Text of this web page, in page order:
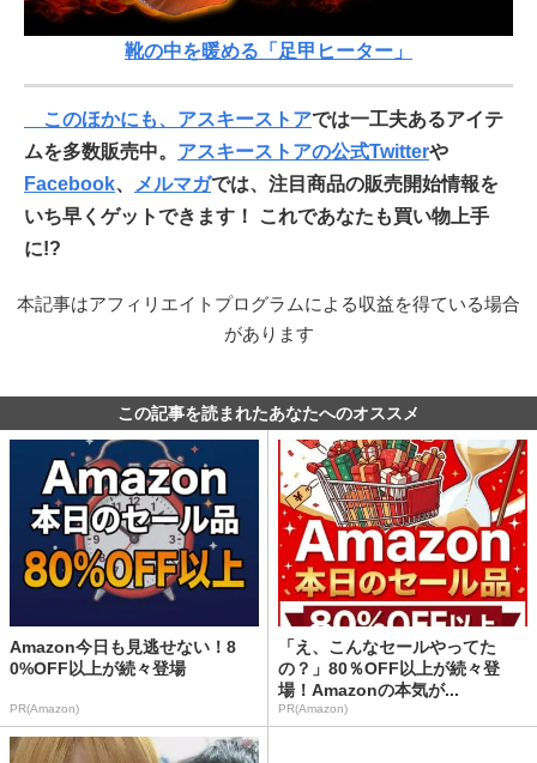
靴の中を暖める「足甲ヒーター」
このほかにも、 アスキーストアでは一工夫あるアイテ
ムを多数販売中。 アスキーストアの公式Twitterや
Facebook、 メルマガでは、注目商品の販売開始情報を
いち早くゲットできます！ これであなたも買い物上手
に!?
本記事はアフィリエイトプログラムによる収益を得ている場合
があります
この記事を読まれたあなたへのオススメ
Amazon今日も見逃せない！8
0%OFF以上が続々登場
PR(Amazon)
「え、こんなセールやってた
の？」80％OFF以上が続々登
場！Amazonの本気が...
PR(Amazon)